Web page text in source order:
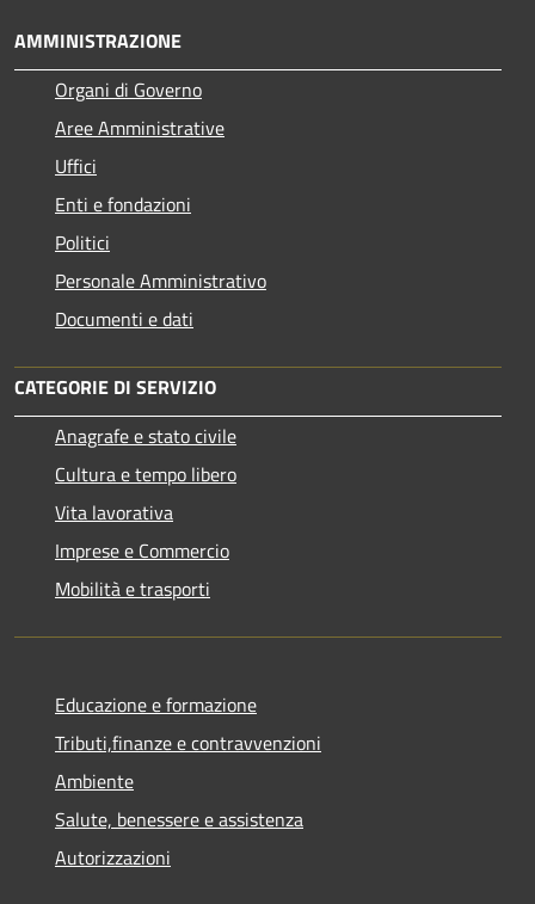
AMMINISTRAZIONE
Organi di Governo
Aree Amministrative
Uffici
Enti e fondazioni
Politici
Personale Amministrativo
Documenti e dati
CATEGORIE DI SERVIZIO
Anagrafe e stato civile
Cultura e tempo libero
Vita lavorativa
Imprese e Commercio
Mobilità e trasporti
Educazione e formazione
Tributi,finanze e contravvenzioni
Ambiente
Salute, benessere e assistenza
Autorizzazioni